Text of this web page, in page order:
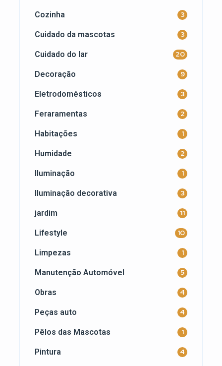
Cozinha 3
Cuidado da mascotas 3
Cuidado do lar 20
Decoração 9
Eletrodomésticos 3
Feraramentas 2
Habitações 1
Humidade 2
Iluminação 1
Iluminação decorativa 3
jardim 11
Lifestyle 10
Limpezas 1
Manutenção Automóvel 5
Obras 4
Peças auto 4
Pêlos das Mascotas 1
Pintura 4